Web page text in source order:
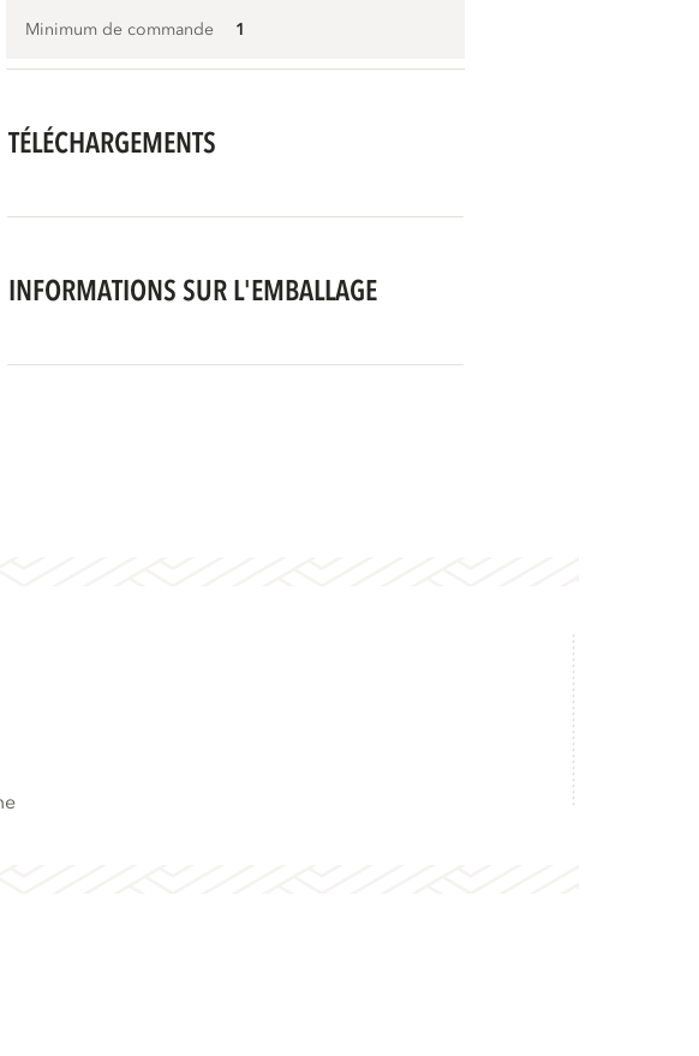
Minimum de commande 1
TÉLÉCHARGEMENTS
INFORMATIONS SUR L'EMBALLAGE